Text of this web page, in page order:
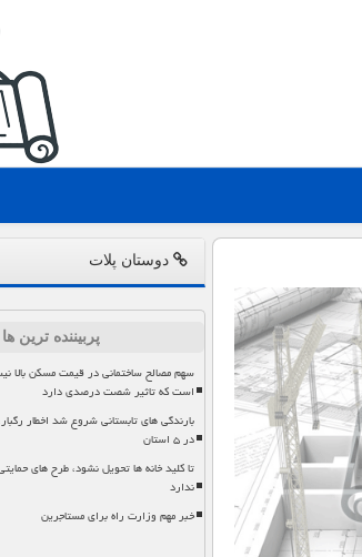
دوستان پلات
پربیننده ترین ها
سهم مصالح ساختمانی در قیمت مسکن بالا
است که تاثیر شصت درصدی دارد
بارندگی های تابستانی شروع شد اخطار
در ۵ استان
تا کلید خانه ها تحویل نشود، طرح های
ندارد
خبر مهم وزارت راه برای مستاجرین